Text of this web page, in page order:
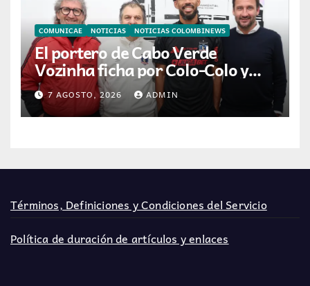
COMUNICAE NOTICIAS NOTICIAS COLOMBINEWS
El portero de Cabo Verde
Vozinha ficha por Colo-Colo y
JETOUR respalda su nueva
etapa
7 AGOSTO, 2026 ADMIN
Términos, Definiciones y Condiciones del Servicio
Política de duración de artículos y enlaces